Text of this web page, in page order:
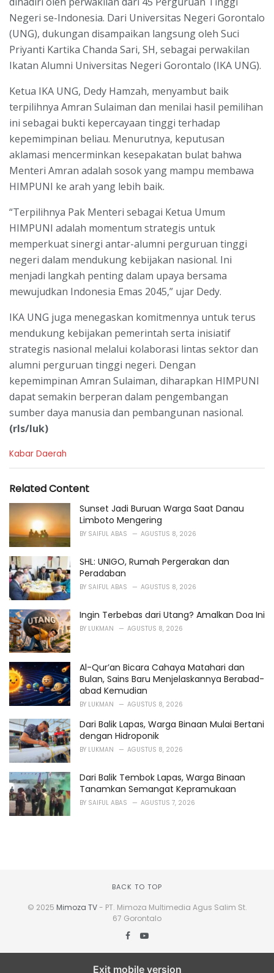
Negeri se-Indonesia. Dari Universitas Negeri Gorontalo
(UNG), dukungan disampaikan langsung oleh Suci
Priyanti Kartika Chanda Sari, SH, sebagai perwakilan
Ikatan Alumni Universitas Negeri Gorontalo (IKA UNG).
Ketua IKA UNG, Dedy Hamzah, menyambut baik
terpilihnya Amran Sulaiman dan menilai hasil pemilihan
ini sebagai bukti kepercayaan tinggi terhadap
kepemimpinan beliau. Menurutnya, keputusan
aklamasi mencerminkan kesepakatan bulat bahwa
Menteri Amran adalah sosok yang mampu membawa
HIMPUNI ke arah yang lebih baik.
“Terpilihnya Pak Menteri sebagai Ketua Umum
HIMPUNI adalah momentum strategis untuk
memperkuat sinergi antar-alumni perguruan tinggi
negeri dalam mendukung kebijakan nasional. Ini
menjadi langkah penting dalam upaya bersama
mewujudkan Indonesia Emas 2045,” ujar Dedy.
IKA UNG juga menegaskan komitmennya untuk terus
mendukung kebijakan pemerintah serta inisiatif
strategis nasional melalui kolaborasi lintas sektor dan
alumni perguruan tinggi negeri. Dengan
kepemimpinan Amran Sulaiman, diharapkan HIMPUNI
dapat semakin berperan dalam pengembangan
sumber daya manusia dan pembangunan nasional.
(rls/luk)
C
e
o
r
i
e
:
Kabar Daerah
Related Content
Sunset Jadi Buruan Warga Saat Danau
Limboto Mengering
BY SAIFUL ABAS AGUSTUS 8, 2026
SHL: UNIGO, Rumah Pergerakan dan
Peradaban
BY SAIFUL ABAS AGUSTUS 8, 2026
Ingin Terbebas dari Utang? Amalkan Doa Ini
BY LUKMAN AGUSTUS 8, 2026
Al-Qur’an Bicara Cahaya Matahari dan
Bulan, Sains Baru Menjelaskannya Berabad-
abad Kemudian
BY LUKMAN AGUSTUS 8, 2026
Dari Balik Lapas, Warga Binaan Mulai Bertani
dengan Hidroponik
BY LUKMAN AGUSTUS 8, 2026
Dari Balik Tembok Lapas, Warga Binaan
Tanamkan Semangat Kepramukaan
BY SAIFUL ABAS AGUSTUS 7, 2026
BACK TO TOP
© 2025 Mimoza TV- PT. Mimoza Multimedia Agus Salim St.
67 Gorontalo
Exit mobile version